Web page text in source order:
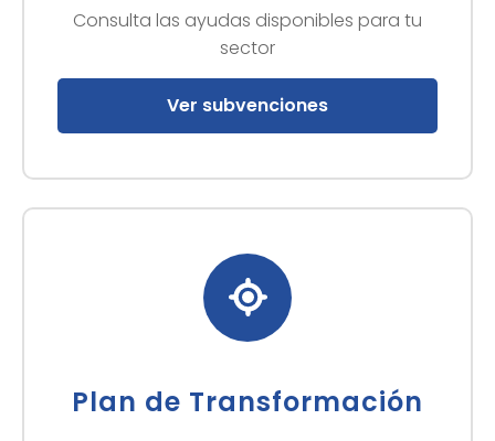
Consulta las ayudas disponibles para tu
sector
Ver subvenciones
Plan de Transformación